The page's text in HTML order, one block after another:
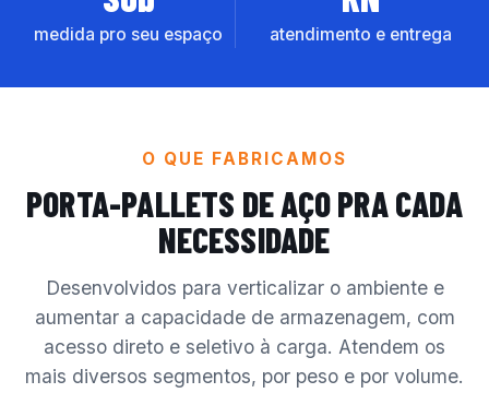
medida pro seu espaço atendimento e entrega
O QUE FABRICAMOS
PORTA-PALLETS DE AÇOPRA CADA
NECESSIDADE
Desenvolvidos para verticalizar o ambiente e
aumentar a capacidade de armazenagem, com
acesso direto e seletivo à carga. Atendem os
mais diversos segmentos, por peso e por volume.